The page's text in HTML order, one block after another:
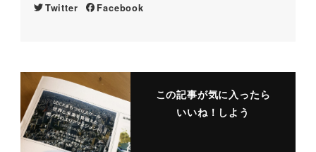
Twitter Facebook
この記事が気に入ったら
いいね！しよう